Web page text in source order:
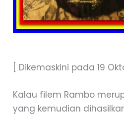
[ Dikemaskini pada 19
Kalau filem Rambo
yang kemudian